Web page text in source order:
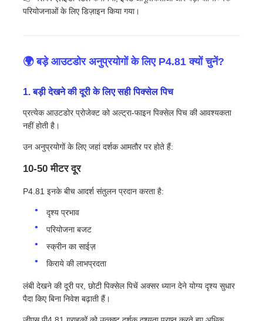
आउटडोर एलईडी डिस्प्ले बोर्ड
परियोजनाओं के लिए डिज़ाइन किया गया।
🌍 बड़े आउटडोर अनुप्रयोगों के लिए P4.81 क्यों चुनें?
1. बड़ी देखने की दूरी के लिए सही पिक्सेल पिच
प्रत्येक आउटडोर प्रोजेक्ट को अल्ट्रा-फाइन पिक्सेल पिच की आवश्यकता
नहीं होती है।
उन अनुप्रयोगों के लिए जहां दर्शक आमतौर पर होते हैं:
10-50 मीटर दूर
P4.81 इनके बीच आदर्श संतुलन प्रदान करता है:
दृश्य प्रभाव
परियोजना बजट
स्क्रीन का साईज़
किराये की लाभप्रदता
लंबी देखने की दूरी पर, छोटी पिक्सेल पिचें अक्सर ध्यान देने योग्य दृश्य सुधार
पैदा किए बिना निवेश बढ़ाती हैं।